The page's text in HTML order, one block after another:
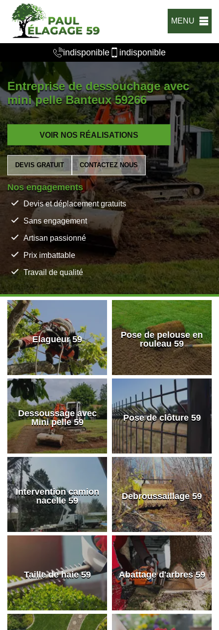
MENU
indisponible indisponible
Entreprise de dessouchage avec
mini pelle Banteux 59266
VOIR NOS RÉALISATIONS
DEVIS GRATUIT CONTACTEZ NOUS
Nos engagements
Devis et déplacement gratuits
Sans engagement
Artisan passionné
Prix imbattable
Travail de qualité
Elagueur 59
Pose de pelouse en
rouleau 59
Dessoussage avec
Mini pelle 59
Pose de clôture 59
Intervention camion
nacelle 59
Debroussaillage 59
Taille de haie 59 Abattage d'arbres 59